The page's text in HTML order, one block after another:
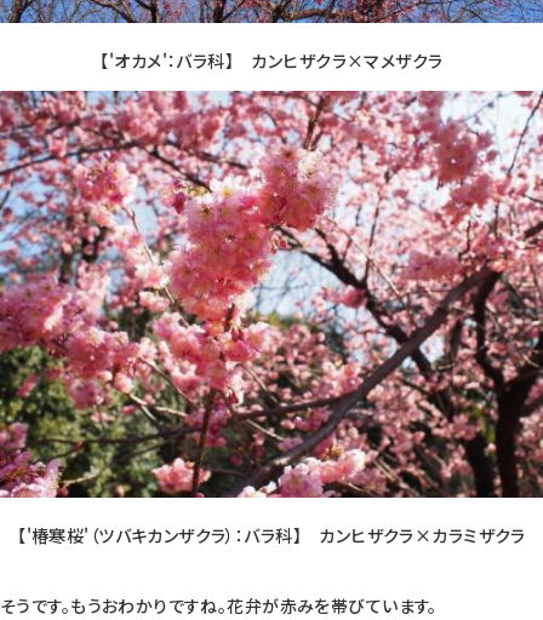
【'オカメ'：バラ科】 カンヒザクラ×マメザクラ
【'椿寒桜'（ツバキカンザクラ）：バラ科】 カンヒザクラ×カラミザクラ
そうです。もうおわかりですね。花弁が赤みを帯びています。